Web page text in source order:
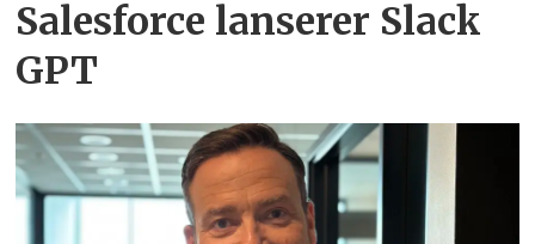
Salesforce lanserer Slack
GPT